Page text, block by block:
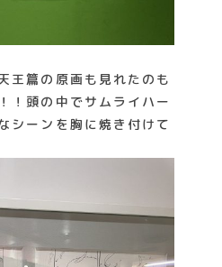
王篇の原画も見れたのも
！頭の中でサムライハー
シーンを胸に焼き付けて